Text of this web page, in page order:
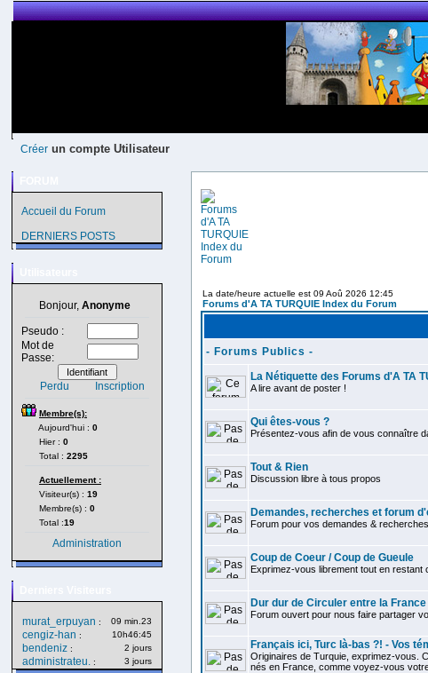
Créer un compte Utilisateur
Accueil du Forum
DERNIERS POSTS
Bonjour, Anonyme
Pseudo :
Mot de
Passe:
Perdu Inscription
Membre(s):
Aujourd'hui : 0
Hier : 0
Total : 2295
Actuellement :
Visiteur(s) : 19
Membre(s) : 0
Total :19
Administration
murat_erpuyan : 09 min.23
cengiz-han : 10h46:45
bendeniz : 2 jours
administrateu. : 3 jours
La date/heure actuelle est 09 Aoû 2026 12:45
Forums d'A TA TURQUIE Index du Forum
- Forums Publics -
La Nétiquette des Forums d'A TA
A lire avant de poster !
Qui êtes-vous ?
Présentez-vous afin de vous connaître
Tout & Rien
Discussion libre à tous propos
Demandes, recherches et forum
Forum pour vos demandes &
Coup de Coeur / Coup de Gueule
Exprimez-vous librement tout en restant
Dur dur de Circuler entre la
Forum ouvert pour nous faire partager
Français ici, Turc là-bas ?! - Vos
Originaires de Turquie, exprimez-vous.
nés en France, comme voyez-vous votre